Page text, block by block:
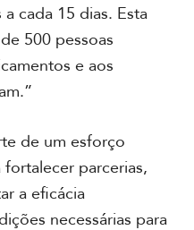
cada 15 dias. Esta
500 pessoas
e aos
de um esforço
parcerias,
a eficácia
necessárias para